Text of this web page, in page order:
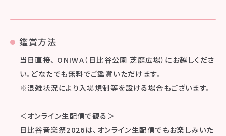
鑑賞方法
当日直接、 ONIWA（日比谷公園 芝庭広場）にお越しくださ
い。どなたでも無料でご鑑賞いただけます。
※混雑状況により入場規制等を設ける場合もございます。
＜オンライン生配信で観る＞
日比谷音楽祭2026は、オンライン生配信でもお楽しみいた